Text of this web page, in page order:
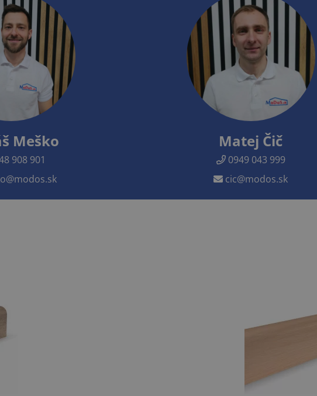
Meško
908 901
Matej Čič
0949 043 999
cic@modos.sk